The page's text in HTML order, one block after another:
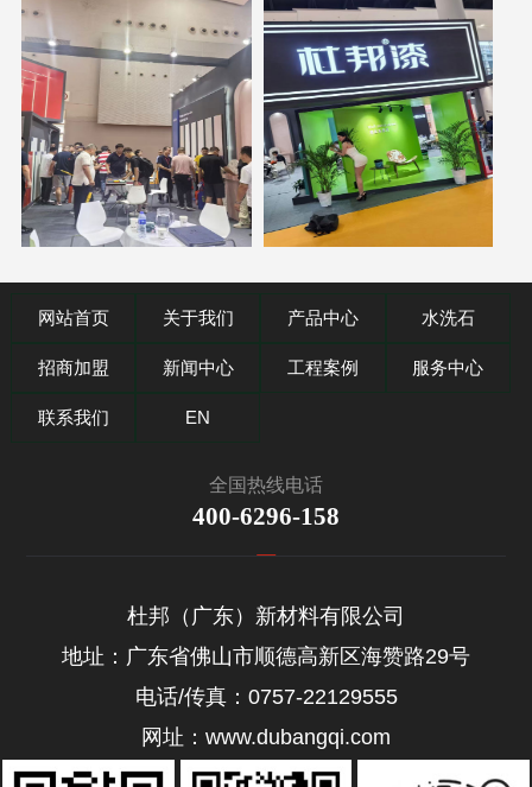
网站首页 关于我们 产品中心 水洗石
招商加盟 新闻中心 工程案例 服务中心
联系我们 EN
全国热线电话
400-6296-158
杜邦（广东）新材料有限公司
地址：广东省佛山市顺德高新区海赞路29号
电话/传真：0757-22129555
网址：www.dubangqi.com